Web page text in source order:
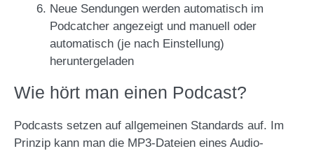
Neue Sendungen werden automatisch im
Podcatcher angezeigt und manuell oder
automatisch (je nach Einstellung)
heruntergeladen
Wie hört man einen Podcast?
Podcasts setzen auf allgemeinen Standards auf. Im
Prinzip kann man die MP3-Dateien eines Audio-